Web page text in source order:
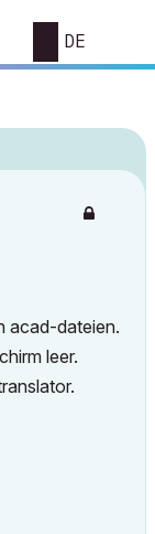
DE
acad-dateien.
leer.